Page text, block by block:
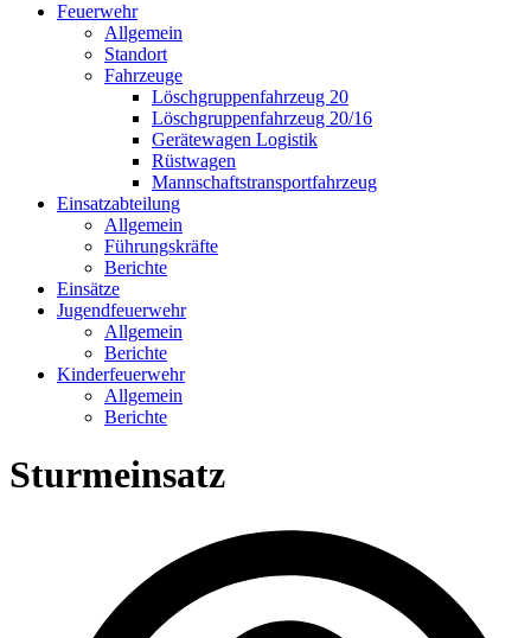
Feuerwehr
Allgemein
Standort
Fahrzeuge
Löschgruppen­fahrzeug 20
Lösch­gruppen­fahrzeug 20/16
Geräte­wagen Logistik
Rüst­wagen
Mannschafts­transportfahrzeug
Einsatz­abteilung
Allgemein
Führungs­kräfte
Berichte
Einsätze
Jugend­feuerwehr
Allgemein
Berichte
Kinder­feuerwehr
Allgemein
Berichte
Sturmeinsatz